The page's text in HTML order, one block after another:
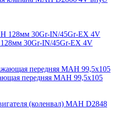
30Gr-IN/45Gr-EX 4V
передняя МАН 99,5x105